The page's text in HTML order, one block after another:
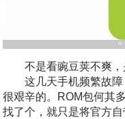
不是看豌豆荚不爽，
这几天手机频繁故障
很艰辛的。ROM包何其
找了个，就只是将官方